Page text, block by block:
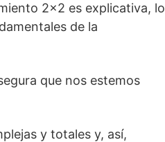
2×2 es explicativa, lo
de la
que nos estemos
y totales y, así,